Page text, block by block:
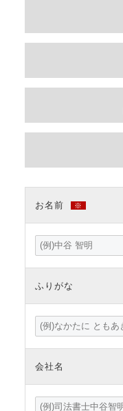
お名前 ※
ふりがな
会社名